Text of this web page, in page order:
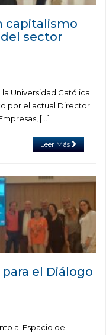
capitalismo
sector
Universidad Católica
por el actual Director
[…]
Leer Más
el Diálogo
al Espacio de